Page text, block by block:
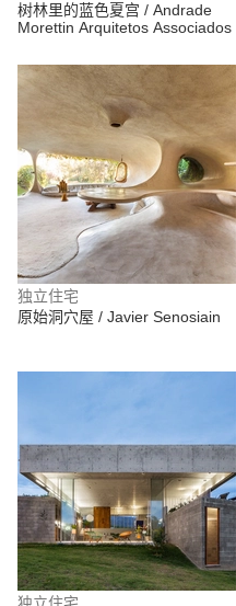
树林里的蓝色夏宫 / Andrade
Morettin Arquitetos Associados
独立住宅
原始洞穴屋 / Javier Senosiain